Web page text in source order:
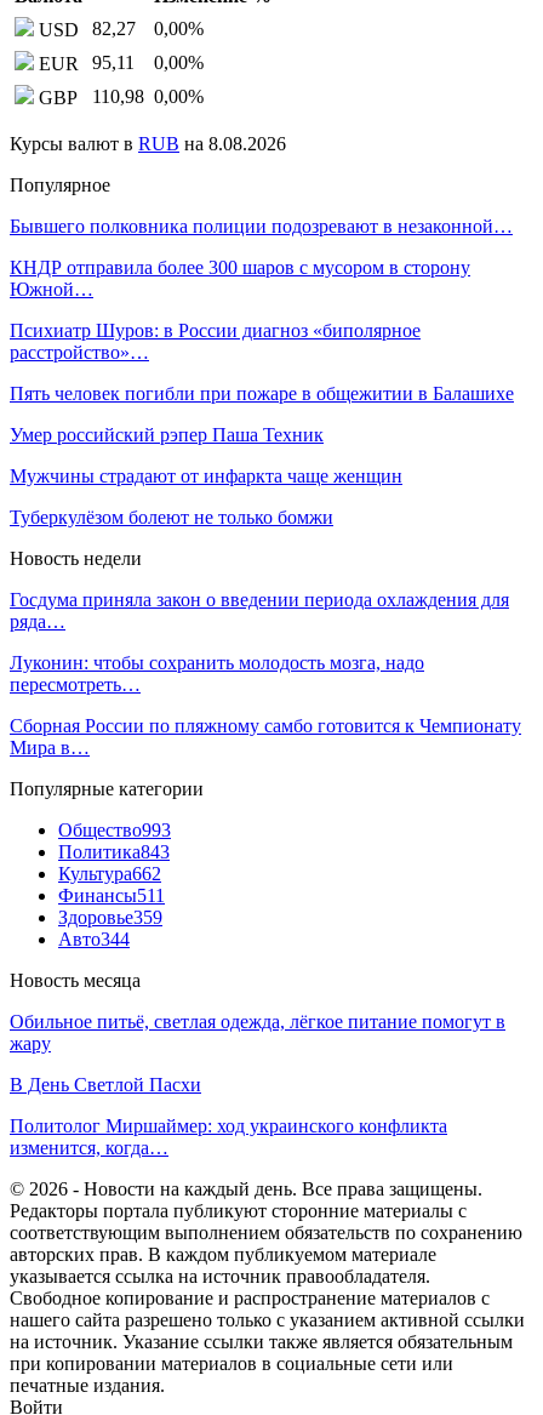
USD
82,27 0,00%
EUR
95,11 0,00%
GBP
110,98 0,00%
Курсы валют в RUB на 8.08.2026
Популярное
Бывшего полковника полиции подозревают в незаконной…
КНДР отправила более 300 шаров с мусором в сторону
Южной…
Психиатр Шуров: в России диагноз «биполярное
расстройство»…
Пять человек погибли при пожаре в общежитии в Балашихе
Умер российский рэпер Паша Техник
Мужчины страдают от инфаркта чаще женщин
Туберкулёзом болеют не только бомжи
Новость недели
Госдума приняла закон о введении периода охлаждения для
ряда…
Луконин: чтобы сохранить молодость мозга, надо
пересмотреть…
Сборная России по пляжному самбо готовится к Чемпионату
Мира в…
Популярные категории
Общество993
Политика843
Культура662
Финансы511
Здоровье359
Авто344
Новость месяца
Обильное питьё, светлая одежда, лёгкое питание помогут в
жару
В День Светлой Пасхи
Политолог Миршаймер: ход украинского конфликта
изменится, когда…
© 2026 - Новости на каждый день. Все права защищены.
Редакторы портала публикуют сторонние материалы с
соответствующим выполнением обязательств по сохранению
авторских прав. В каждом публикуемом материале
указывается ссылка на источник правообладателя.
Свободное копирование и распространение материалов с
нашего сайта разрешено только с указанием активной ссылки
на источник. Указание ссылки также является обязательным
при копировании материалов в социальные сети или
печатные издания.
Войти